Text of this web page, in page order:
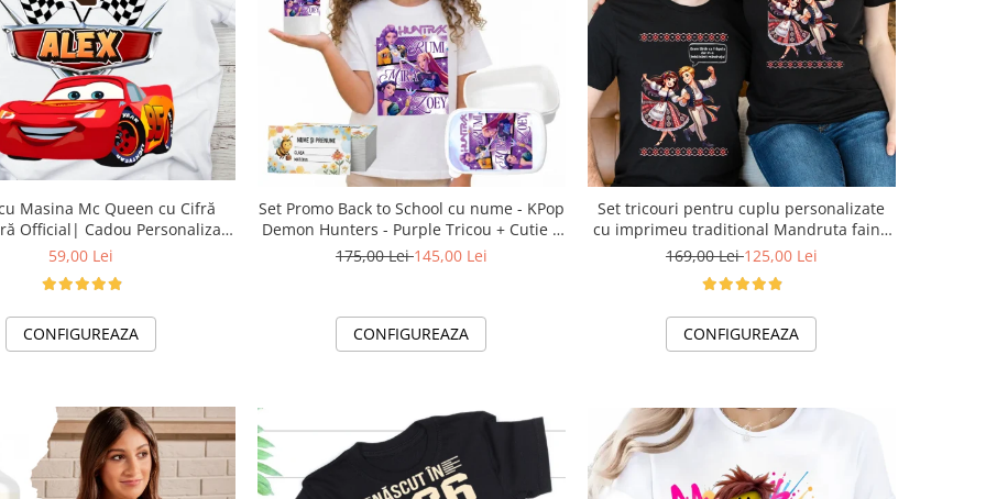
Cifră
Official| Cadou Personalizat
e-CADOU
59,00 Lei
CONFIGUREAZA
Set Promo Back to School cu nume - KPop
Demon Hunters - Purple Tricou + Cutie +
Bidon Personalizat pentru copilul tău
175,00 Lei145,00 Lei
CONFIGUREAZA
Set tricouri pentru cuplu personalizate
cu imprimeu traditional Mandruta faina
VD24453
169,00 Lei125,00 Lei
CONFIGUREAZA